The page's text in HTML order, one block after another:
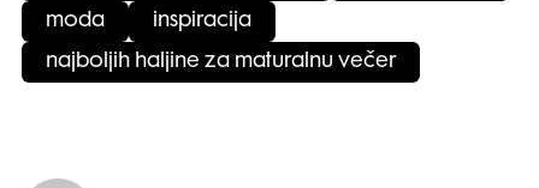
moda inspiracija
najboljih haljine za maturalnu večer